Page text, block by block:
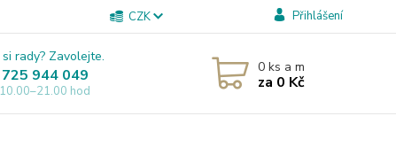
CZK Přihlášení
rady? Zavolejte.
944 049
hod
0ks a m
za 0 Kč